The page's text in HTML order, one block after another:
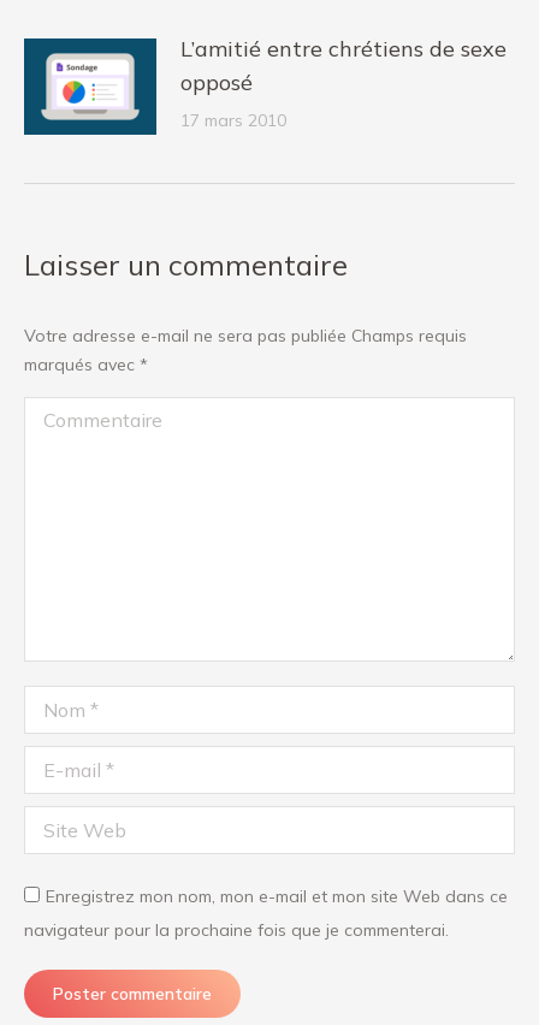
L’amitié entre chrétiens de sexe
opposé
17 mars 2010
Laisser un commentaire
Votre adresse e-mail ne sera pas publiée Champs requis
marqués avec *
Commentaire
Nom *
E-mail *
Site Web
Enregistrez mon nom, mon e-mail et mon site Web dans ce
navigateur pour la prochaine fois que je commenterai.
Poster commentaire